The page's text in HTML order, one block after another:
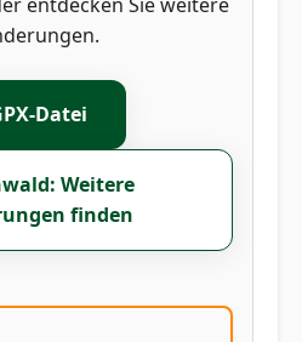
Datei
Weitere
finden